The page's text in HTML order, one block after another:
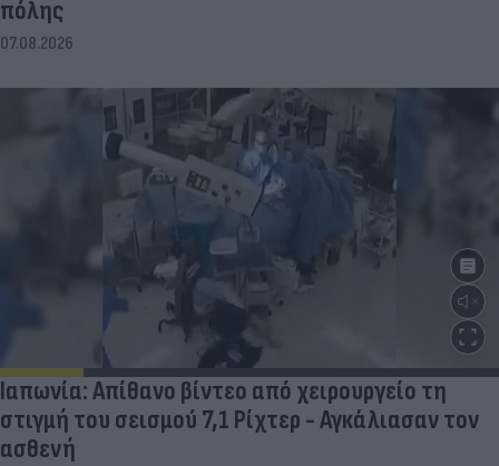
07.08.2026
Ιαπωνία: Απίθανο βίντεο από χειρουργείο τη
στιγμή του σεισμού 7,1 Ρίχτερ - Αγκάλιασαν τον
ασθενή
07.08.2026